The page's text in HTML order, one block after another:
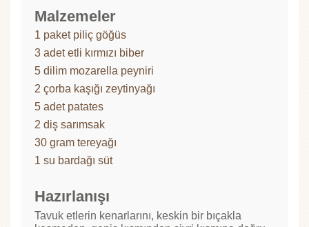
Malzemeler
1 paket piliç göğüs
3 adet etli kırmızı biber
5 dilim mozarella peyniri
2 çorba kaşığı zeytinyağı
5 adet patates
2 diş sarımsak
30 gram tereyağı
1 su bardağı süt
Hazırlanışı
Tavuk etlerin kenarlarını, keskin bir bıçakla